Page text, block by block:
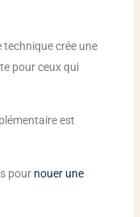
crée une
pour ceux qui
est
pour nouer une